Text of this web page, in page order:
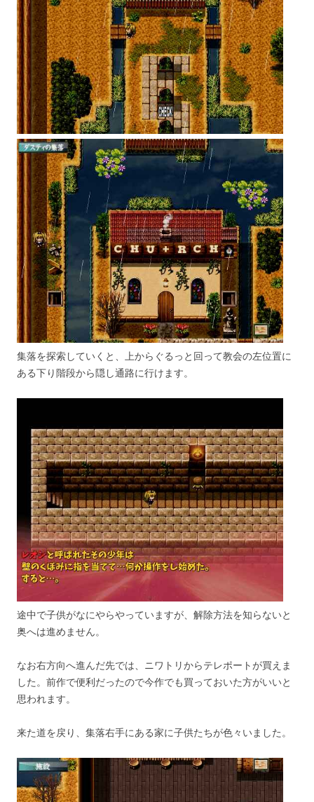
集落を探索していくと、上からぐるっと回って教会の左位置に
ある下り階段から隠し通路に行けます。
途中で子供がなにやらやっていますが、解除方法を知らないと
奥へは進めません。
なお右方向へ進んだ先では、ニワトリからテレポートが買えま
した。前作で便利だったので今作でも買っておいた方がいいと
思われます。
来た道を戻り、集落右手にある家に子供たちが色々いました。